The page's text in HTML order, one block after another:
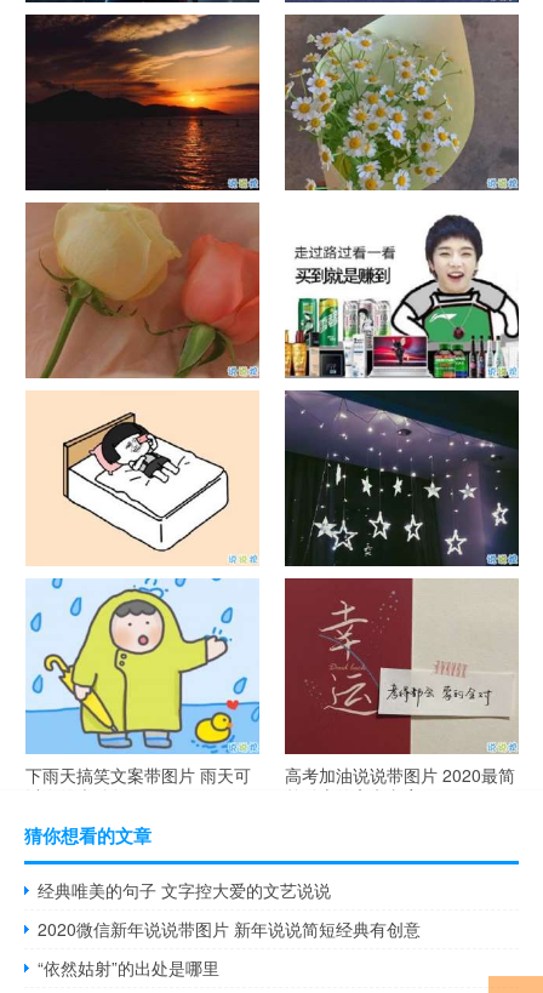
单目摄像头与双目摄像头
晚安励志语录带图片 晚安心语
励志鸡汤
日出文案温柔句子 看日出的微
信说说配图
晒风景照的唯美说说配图 适合
发风景的朋友圈文案
官宣恋爱的说说配图 官宣句子
抖音摆地摊文案 摆地摊的搞笑
说说带图片
谐音梗土味情话大全带图片 油
腻搞笑的土味情话
很酷的霸气句子带图片 最新霸
气说说高冷范
下雨天搞笑文案带图片 雨天可
以发的幽默句子
高考加油说说带图片 2020最简
单励志的高考文案
猜你想看的文章
经典唯美的句子 文字控大爱的文艺说说
2020微信新年说说带图片 新年说说简短经典有创意
“依然姑射”的出处是哪里